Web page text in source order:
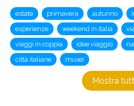
estate primavera autunno
esperienze
weekend in italia
viaggi in coppia
idee viaggio
città italiane
musei
Mostra